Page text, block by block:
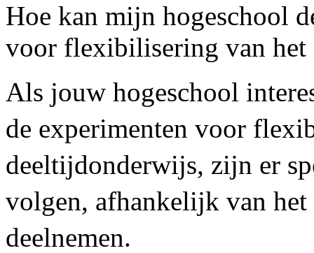
Hoe kan mijn hogeschool
voor flexibilisering van
Als jouw hogeschool
de experimenten voor
deeltijdonderwijs, zijn er
volgen, afhankelijk van
deelnemen.